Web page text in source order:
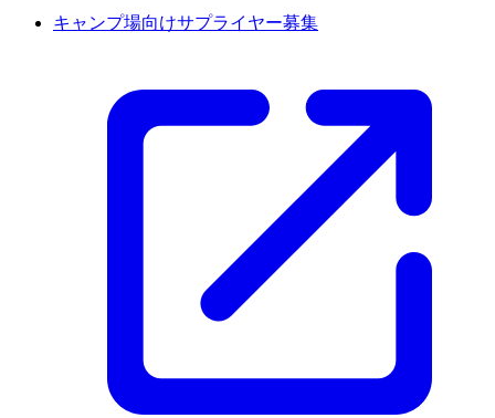
キャンプ場向けサプライヤー募集